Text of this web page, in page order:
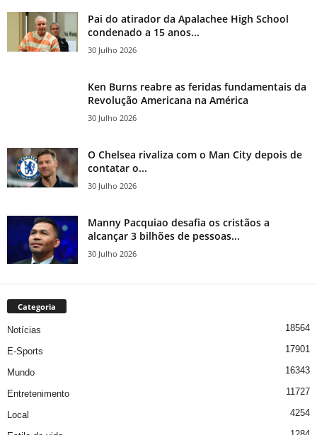
Pai do atirador da Apalachee High School
condenado a 15 anos...
30 Julho 2026
Ken Burns reabre as feridas fundamentais da
Revolução Americana na América
30 Julho 2026
O Chelsea rivaliza com o Man City depois de
contatar o...
30 Julho 2026
Manny Pacquiao desafia os cristãos a
alcançar 3 bilhões de pessoas...
30 Julho 2026
Categoria
Notícias 18564
E-Sports 17901
Mundo 16343
Entretenimento 11727
Local 4254